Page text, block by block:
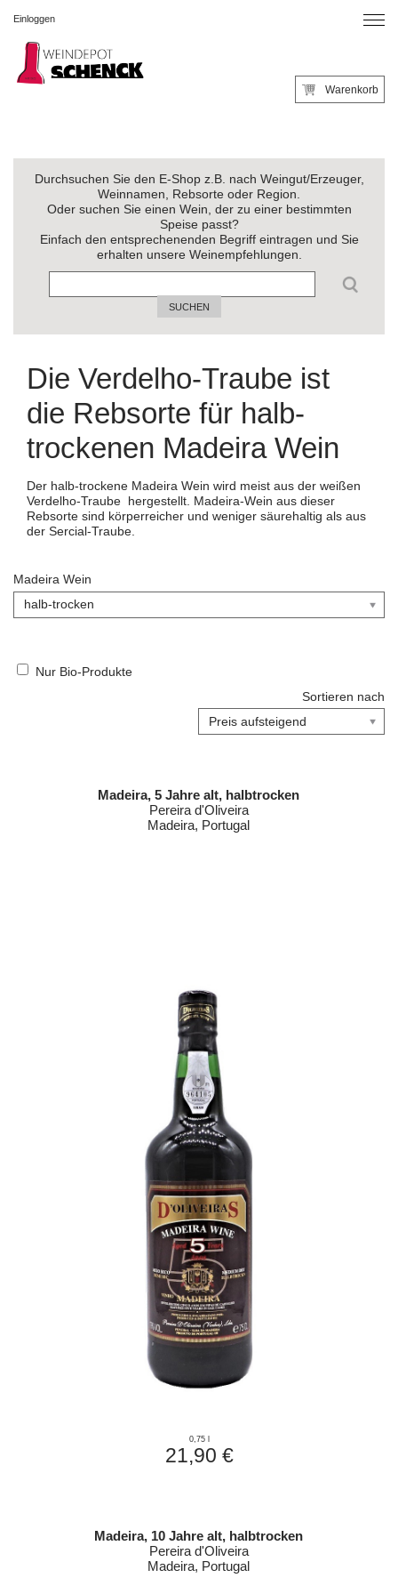
Einloggen
Warenkorb
Durchsuchen Sie den E-Shop z.B. nach Weingut/Erzeuger,
Weinnamen, Rebsorte oder Region.
Oder suchen Sie einen Wein, der zu einer bestimmten
Speise passt?
Einfach den entsprechenenden Begriff eintragen und Sie
erhalten unsere Weinempfehlungen.
SUCHEN
Die Verdelho-Traube ist
die Rebsorte für halb-
trockenen Madeira Wein
Der halb-trockene Madeira Wein wird meist aus der weißen
Verdelho-Traube hergestellt. Madeira-Wein aus dieser
Rebsorte sind körperreicher und weniger säurehaltig als aus
der Sercial-Traube.
Madeira Wein
Nur Bio-Produkte
Sortieren nach
Madeira, 5 Jahre alt, halbtrocken
Pereira d'Oliveira
Madeira, Portugal
0,75 l
21,90 €
Madeira, 10 Jahre alt, halbtrocken
Pereira d'Oliveira
Madeira, Portugal